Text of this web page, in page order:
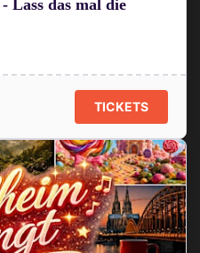
Lass das mal die
TICKETS